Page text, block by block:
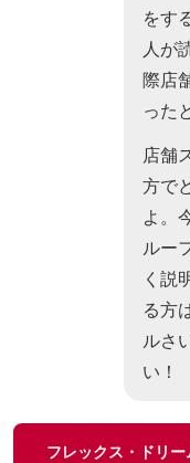
をす
人が
際店
った
店舗
方で
よ。
ルー
く説
る方
ルさ
い！
フレックス・ドリ